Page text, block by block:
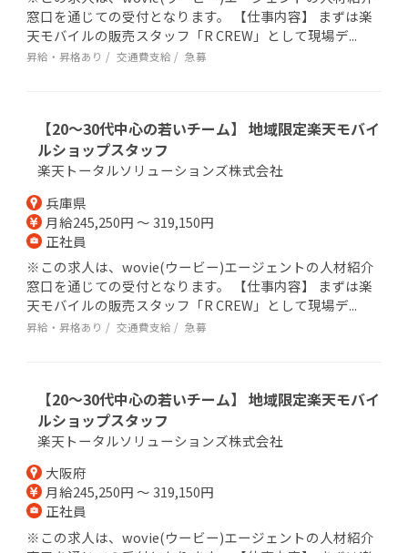
窓口を通じての受付となります。 【仕事内容】 まずは楽
天モバイルの販売スタッフ「R CREW」として現場デ...
昇給・昇格あり 交通費支給 急募
【20～30代中心の若いチーム】 地域限定楽天モバイ
ルショップスタッフ
楽天トータルソリューションズ株式会社
兵庫県
月給245,250円 ～ 319,150円
正社員
※この求人は、wovie(ウービー)エージェントの人材紹介
窓口を通じての受付となります。 【仕事内容】 まずは楽
天モバイルの販売スタッフ「R CREW」として現場デ...
昇給・昇格あり 交通費支給 急募
【20～30代中心の若いチーム】 地域限定楽天モバイ
ルショップスタッフ
楽天トータルソリューションズ株式会社
大阪府
月給245,250円 ～ 319,150円
正社員
※この求人は、wovie(ウービー)エージェントの人材紹介